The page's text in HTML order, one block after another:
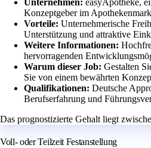
Unternehmen: easyApotheke,
Konzeptgeber im
Vorteile: Unternehmerische
Unterstützung und attraktive
Weitere Informationen:
hervorragenden
Warum dieser Job: Gestalten
Sie von einem bewährten
Qualifikationen: Deutsche
Berufserfahrung und
Das prognostizierte Gehalt liegt
Voll- oder Teilzeit Festanstellung